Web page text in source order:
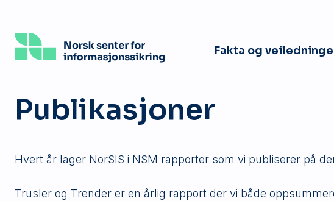
hovedinnhold
Fakta og
Publikasjoner
Hvert år lager NorSIS i NSM rapporter som vi publiserer på
Trusler og Trender er en årlig rapport der vi både